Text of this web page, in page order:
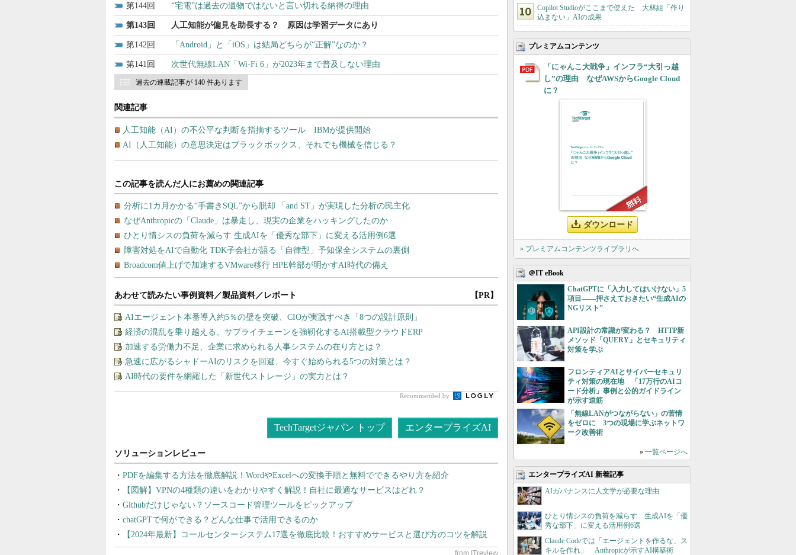
144 “宅電”は過去の遺物ではないと言い切れる納得の理由
143 人工知能が偏見を助長する？ 原因は学習データにあり
142 「Android」と「iOS」は結局どちらが“正解”なのか？
141 次世代無線LAN「Wi-Fi 6」が2023年まで普及しない理由
過去の連載記事が 140 件あります
関連記事
人工知能（AI）の不公平な判断を指摘するツール IBMが提供開始
AI（人工知能）の意思決定はブラックボックス、それでも機械を信じる？
あわせて読みたい事例資料／製品資料／レポート 【PR】
AIエージェント本番導入約5％の壁を突破、CIOが実践すべき「8つの設計原則」
経済の混乱を乗り越える、サプライチェーンを強靭化するAI搭載型クラウドERP
加速する労働力不足、企業に求められる人事システムの在り方とは？
急速に広がるシャドーAIのリスクを回避、今すぐ始められる5つの対策とは？
AI時代の要件を網羅した「新世代ストレージ」の実力とは？
Recommended by
TechTargetジャパン トップ エンタープライズAI
PDFを編集する方法を徹底解説！WordやExcelへの変換手順と無料でできるやり方を紹介
【図解】VPNの4種類の違いをわかりやすく解説！自社に最適なサービスはどれ？
Githubだけじゃない？ソースコード管理ツールをピックアップ
chatGPTで何ができる？どんな仕事で活用できるのか
【2024年最新】コールセンターシステム17選を徹底比較！おすすめサービスと選び方のコツを解説
Copilot Studioがここまで使えた 大林組「作り
込まない」AIの成果
プレミアムコンテンツ
「にゃんこ大戦争」インフラ“大引っ越
し”の理由 なぜAWSからGoogle Cloud
に？
ダウンロード
» プレミアムコンテンツライブラリへ
＠IT eBook
ChatGPTに「入力してはいけない」5
項目――押さえておきたい“生成AIの
NGリスト”
API設計の常識が変わる？ HTTP新
メソッド「QUERY」とセキュリティ
対策を学ぶ
フロンティアAIとサイバーセキュリ
ティ対策の現在地 「17万行のAIコ
ード分析」事例と公的ガイドライン
が示す道筋
「無線LANがつながらない」の苦情
をゼロに 3つの現場に学ぶネットワ
ーク改善術
» 一覧ページへ
エンタープライズAI 新着記事
AIガバナンスに人文学が必要な理由
ひとり情シスの負荷を減らす 生成AIを「優
秀な部下」に変える活用例6選
Claude Codeでは「エージェントを作るな、ス
キルを作れ」 Anthropicが示すAI構築術